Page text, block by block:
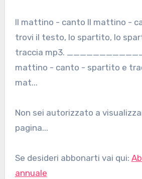
Il mattino - canto Il mattino - canto. Di seguito
trovi il testo, lo spartito, lo
traccia mp3.
mattino - canto - spartito e
mat...
Non sei autorizzato a visualizzare questa
pagina...
Se desideri abbonarti vai qui:
annuale